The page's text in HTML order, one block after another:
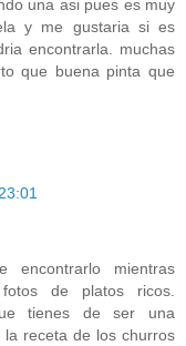
una asi pues es muy
y me gustaria si es
encontrarla. muchas
que buena pinta que
mientras
de platos ricos.
tienes de ser una
receta de los churros